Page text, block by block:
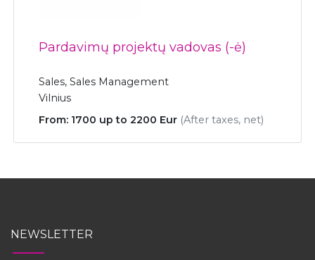
Pardavimų projektų vadovas (-ė)
Sales, Sales Management
Vilnius
From: 1700 up to 2200 Eur (After taxes, net)
NEWSLETTER